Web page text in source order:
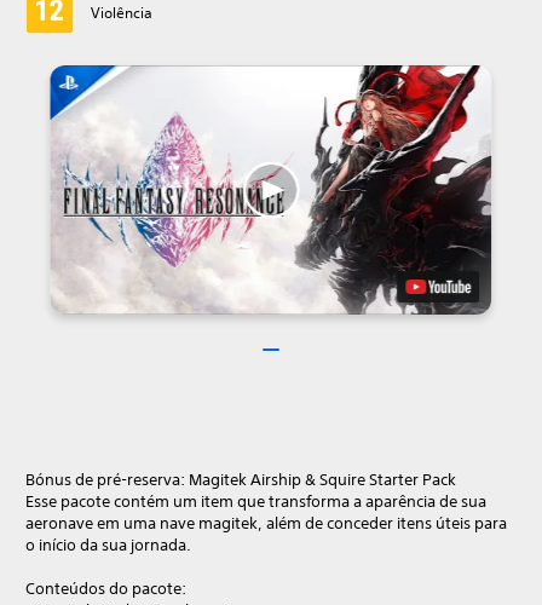
Violência
Bónus de pré-reserva: Magitek Airship & Squire Starter Pack
Esse pacote contém um item que transforma a aparência de sua
aeronave em uma nave magitek, além de conceder itens úteis para
o início da sua jornada.
Conteúdos do pacote: